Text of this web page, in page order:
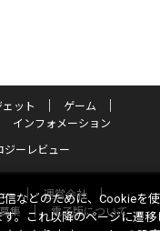
ット
ゲーム
インフォメーション
ジーレビュー
運営会社
集
電子版について
などのために、Cookieを
。これ以降のページに遷移